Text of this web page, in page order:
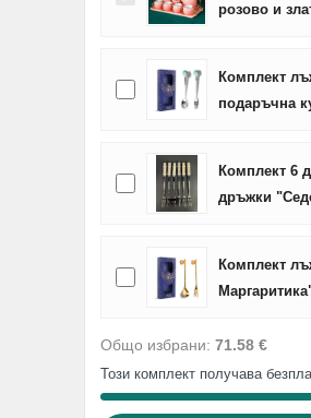
розово и
Комплект
подаръчна
Комплект 6
дръжки
Комплект
Общо избрани: 71.58 €
Този комплект получава